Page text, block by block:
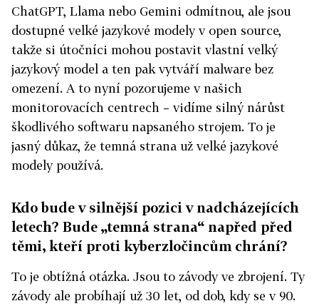
ChatGPT, Llama nebo Gemini odmítnou, ale jsou
dostupné velké jazykové modely v open source,
takže si útočníci mohou postavit vlastní velký
jazykový model a ten pak vytváří malware bez
omezení. A to nyní pozorujeme v našich
monitorovacích centrech – vidíme silný nárůst
škodlivého softwaru napsaného strojem. To je
jasný důkaz, že temná strana už velké jazykové
modely používá.
Kdo bude v silnější pozici v nadcházejících
letech? Bude „temná strana“ napřed před
těmi, kteří proti kyberzločincům chrání?
To je obtížná otázka. Jsou to závody ve zbrojení. Ty
závody ale probíhají už 30 let, od dob, kdy se v 90.